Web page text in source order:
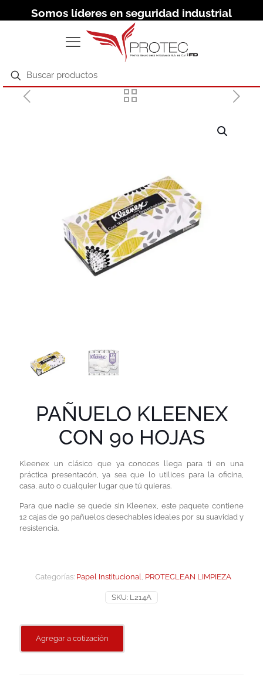
Somos líderes en seguridad industrial
PAÑUELO KLEENEX
CON 90 HOJAS
Kleenex un clásico que ya conoces llega para ti en una
práctica presentacón, ya sea que lo utilices para la oficina,
casa, auto o cualquier lugar que tú quieras.
Para que nadie se quede sin Kleenex, este paquete contiene
12 cajas de 90 pañuelos desechables ideales por su suavidad y
resistencia.
SKU: L214A
Categorías: Papel Institucional, PROTECLEAN LIMPIEZA
Agregar a cotización